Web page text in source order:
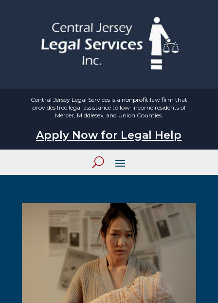
Central Jersey Legal Services is a nonprofit law firm that
provides free legal assistance to low-income residents of
Mercer, Middlesex, and Union Counties.
Apply Now for Legal Help